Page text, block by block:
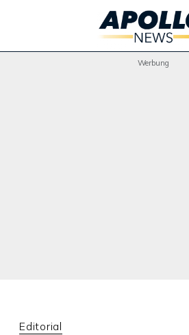
Werbung
Editorial